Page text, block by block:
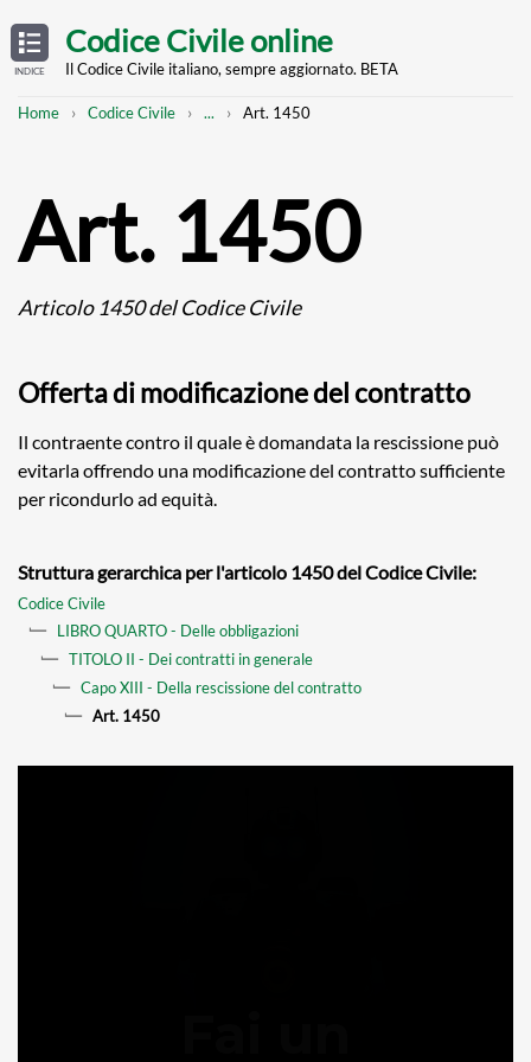
TABLE
OF
CONTENTS
INDICE
main
Codice Civile online
Il Codice Civile italiano, sempre aggiornato. BETA
Breadcrumb
Home Codice Civile
Mostra
... Art. 1450
Art. 1450
Articolo 1450 del Codice Civile
Offerta di modificazione del contratto
Il contraente contro il quale è domandata la rescissione può
evitarla offrendo una modificazione del contratto sufficiente
per ricondurlo ad equità.
Struttura gerarchica per l'articolo 1450 del Codice Civile:
Codice Civile
LIBRO QUARTO - Delle obbligazioni
TITOLO II - Dei contratti in generale
Capo XIII - Della rescissione del contratto
Art. 1450